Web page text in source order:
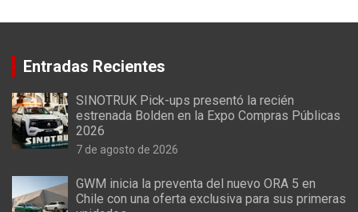
Entradas Recientes
SINOTRUK Pick-ups presentó la recién
estrenada Bolden en la Expo Compras Públicas
2026
7 de agosto de 2026
GWM inicia la preventa del nuevo ORA 5 en
Chile con una oferta exclusiva para sus primeras